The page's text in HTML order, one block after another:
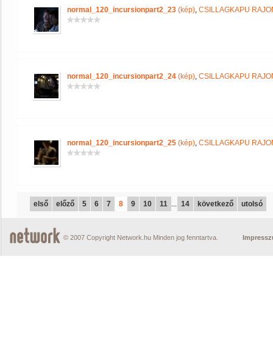
normal_120_incursionpart2_23 (kép), CSILLAGKAPU
normal_120_incursionpart2_24 (kép), CSILLAGKAPU
normal_120_incursionpart2_25 (kép), CSILLAGKAPU
első előző 5 6 7 8 9 10 11 ... 14 következő utolsó
© 2007 Copyright Network.hu Minden jog fenntartva.